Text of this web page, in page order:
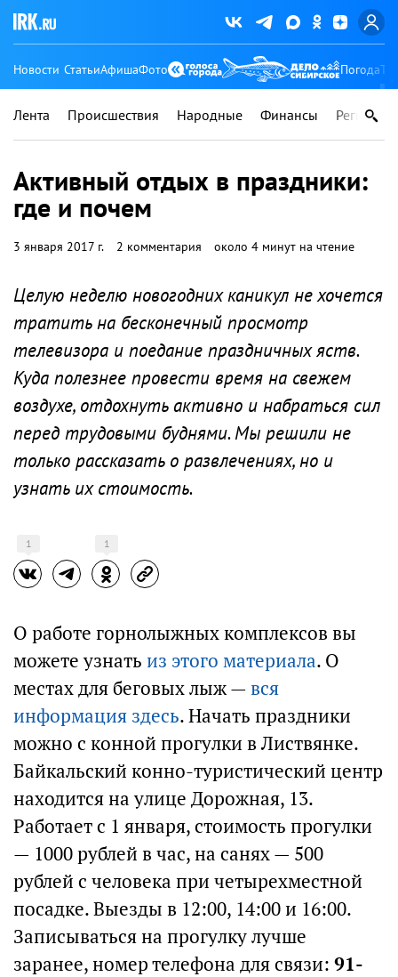
Новости СтатьиАфишаФото Погода
Лента Происшествия Народные Финансы Регионы
Активный отдых в праздники:
где и почем
3 января 2017 г. 2 комментария около 4 минут на чтение
Целую неделю новогодних каникул не хочется
тратить на бесконечный просмотр
телевизора и поедание праздничных яств.
Куда полезнее провести время на свежем
воздухе, отдохнуть активно и набраться сил
перед трудовыми буднями. Мы решили не
только рассказать о развлечениях, но и
узнать их стоимость.
1 1
О работе горнолыжных комплексов вы
можете узнать из этого материала. О
местах для беговых лыж —вся
информация здесь. Начать праздники
можно с конной прогулки в Листвянке.
Байкальский конно-туристический центр
находится на улице Дорожная, 13.
Работает с 1 января, стоимость прогулки
— 1000 рублей в час, на санях — 500
рублей с человека при четырехместной
посадке. Выезды в 12:00, 14:00 и 16:00.
Записываться на прогулку лучше
заранее, номер телефона для связи: 91-